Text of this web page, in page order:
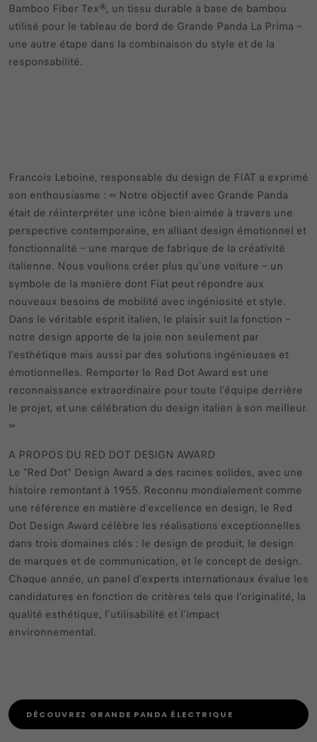
Bamboo Fiber Tex®, un tissu durable à base de bambou
utilisé pour le tableau de bord de Grande Panda La Prima –
une autre étape dans la combinaison du style et de la
responsabilité.
Francois Leboine, responsable du design de FIAT a exprimé
son enthousiasme : « Notre objectif avec Grande Panda
était de réinterpréter une icône bien-aimée à travers une
perspective contemporaine, en alliant design émotionnel et
fonctionnalité – une marque de fabrique de la créativité
italienne. Nous voulions créer plus qu'une voiture – un
symbole de la manière dont Fiat peut répondre aux
nouveaux besoins de mobilité avec ingéniosité et style.
Dans le véritable esprit italien, le plaisir suit la fonction –
notre design apporte de la joie non seulement par
l'esthétique mais aussi par des solutions ingénieuses et
émotionnelles. Remporter le Red Dot Award est une
reconnaissance extraordinaire pour toute l'équipe derrière
le projet, et une célébration du design italien à son meilleur.
»
A PROPOS DU RED DOT DESIGN AWARD
Le "Red Dot" Design Award a des racines solides, avec une
histoire remontant à 1955. Reconnu mondialement comme
une référence en matière d'excellence en design, le Red
Dot Design Award célèbre les réalisations exceptionnelles
dans trois domaines clés : le design de produit, le design
de marques et de communication, et le concept de design.
Chaque année, un panel d'experts internationaux évalue les
candidatures en fonction de critères tels que l'originalité, la
qualité esthétique, l'utilisabilité et l'impact
environnemental.
DÉCOUVREZ GRANDE PANDA ÉLECTRIQUE